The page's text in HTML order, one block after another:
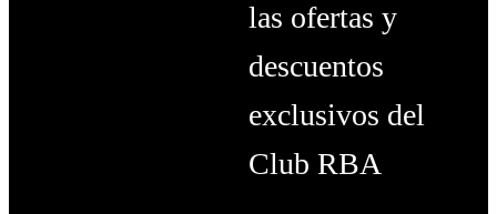
las ofertas y
descuentos
exclusivos del
Club RBA